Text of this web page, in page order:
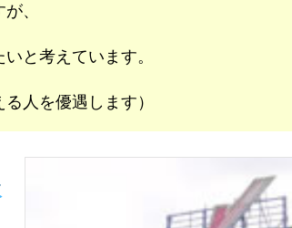
、
と考えています。
人を優遇します）